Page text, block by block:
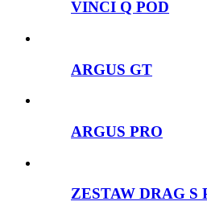
VINCI Q POD
ARGUS GT
ARGUS PRO
ZESTAW DRAG S